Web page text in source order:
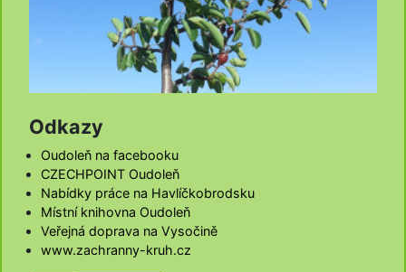
Odkazy
Oudoleň na facebooku
CZECHPOINT Oudoleň
Nabídky práce na Havlíčkobrodsku
Místní knihovna Oudoleň
Veřejná doprava na Vysočině
www.zachranny-kruh.cz